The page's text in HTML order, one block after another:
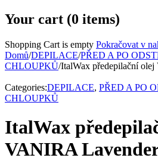
Your cart (0 items)
Shopping Cart is empty Pokračovat v
Domů/DEPILACE/PŘED A PO
CHLOUPKŮ/ItalWax předepilační
Categories:DEPILACE, PŘED A PO
CHLOUPKŮ
ItalWax
VANIRA